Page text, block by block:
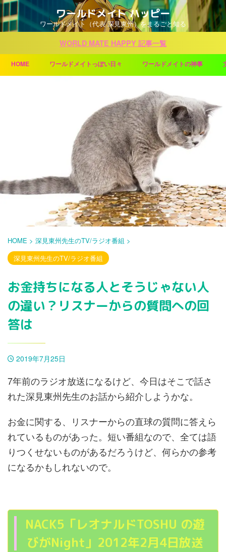
ワールドメイト ハッピー
ワールドメイト（代表 深見東州）をまるごと知る
WORLD MATE HAPPY 記事一覧
HOME ワールドメイトっぽい日々 ワールドメイトの神事
HOME > 深見東州先生のTV/ラジオ番組 >
深見東州先生のTV/ラジオ番組
お金持ちになる人とそうじゃない人
の違い？リスナーからの質問への回
答は
2019年7月25日
7年前のラジオ放送になるけど、今日はそこで話さ
れた深見東州先生のお話から紹介しようかな。
お金に関する、リスナーからの直球の質問に答えら
れているものがあった。短い番組なので、全ては語
りつくせないものがあるだろうけど、何らかの参考
になるかもしれないので。
NACK5「レオナルドTOSHU の遊
びがNight」2012年2月4日放送